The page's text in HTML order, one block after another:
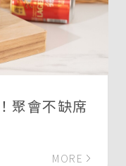
聚會不缺席
MORE